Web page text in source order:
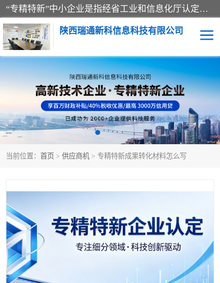
“专精特新”中小企业是指经省工业和信息化厅认定，专注于细分市场、掌握关键核心技术、创新能力强、市场占有率高、质量效益优，在专业化、精细化、特色化、新颖化等方面表现突出的中小企业。
陕西瑞通新科信息科技有限公司
当前位置： 首页 > 供应商机 > 专精特新成果转化材料怎么写